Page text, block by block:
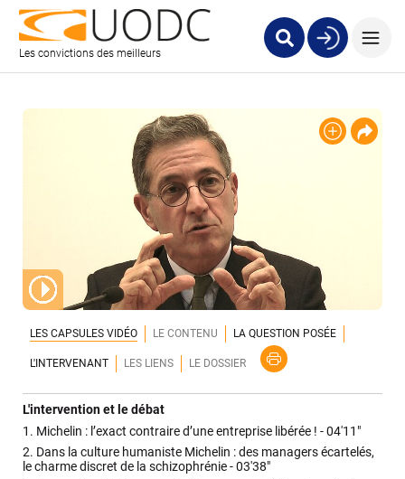
Les convictions des meilleurs
LES CAPSULES VIDÉO LE CONTENU LA QUESTION POSÉE
L'INTERVENANT LES LIENS LE DOSSIER
L'intervention et le débat
1. Michelin : l’exact contraire d’une entreprise libérée ! -04'11"
2. Dans la culture humaniste Michelin : des managers écartelés,
le charme discret de la schizophrénie -03'38"